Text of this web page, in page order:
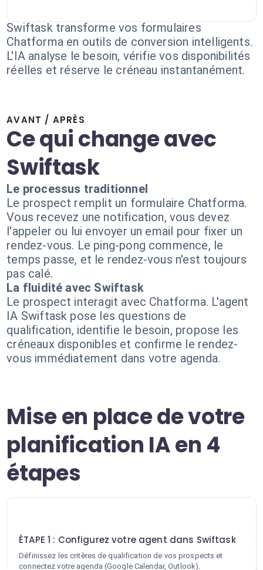
Swiftask transforme vos formulaires
Chatforma en outils de conversion intelligents.
L'IA analyse le besoin, vérifie vos disponibilités
réelles et réserve le créneau instantanément.
AVANT / APRÈS
Ce qui change avec
Swiftask
Le processus traditionnel
Le prospect remplit un formulaire Chatforma.
Vous recevez une notification, vous devez
l'appeler ou lui envoyer un email pour fixer un
rendez-vous. Le ping-pong commence, le
temps passe, et le rendez-vous n'est toujours
pas calé.
La fluidité avec Swiftask
Le prospect interagit avec Chatforma. L'agent
IA Swiftask pose les questions de
qualification, identifie le besoin, propose les
créneaux disponibles et confirme le rendez-
vous immédiatement dans votre agenda.
Mise en place de votre
planification IA en 4
étapes
ÉTAPE 1 : Configurez votre agent dans Swiftask
Définissez les critères de qualification de vos prospects et
connectez votre agenda (Google Calendar, Outlook).